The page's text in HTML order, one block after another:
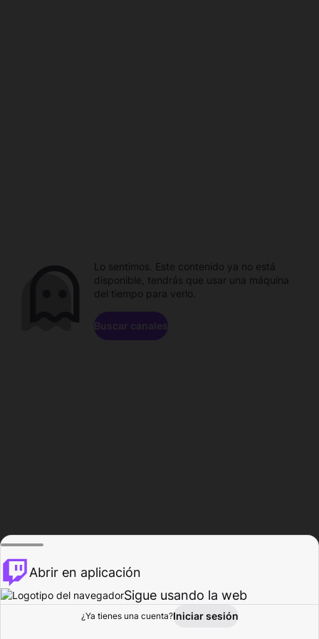
Explorar Actividad
Lo sentimos. Este contenido ya no está
disponible, tendrás que usar una máquina
del tiempo para verlo.
Buscar canales
Abrir en aplicación
Sigue usando la web
¿Ya tienes una cuenta?Iniciar sesión